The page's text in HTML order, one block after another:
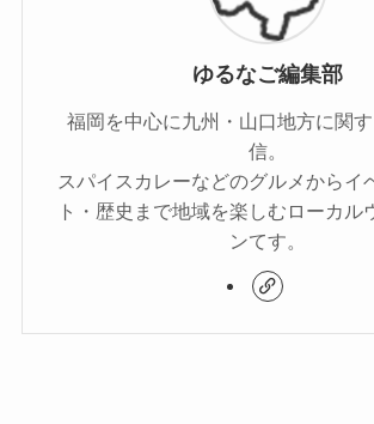
ゆるなご編集部
福岡を中心に九州・山口地方に関
信。
スパイスカレーなどのグルメからイ
ト・歴史まで地域を楽しむローカル
ンてす。